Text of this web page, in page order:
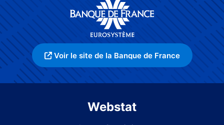
Voir le site de la Banque de France
Webstat